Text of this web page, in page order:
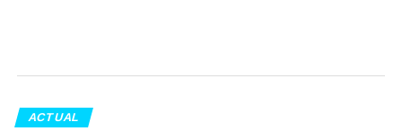
ACTUAL